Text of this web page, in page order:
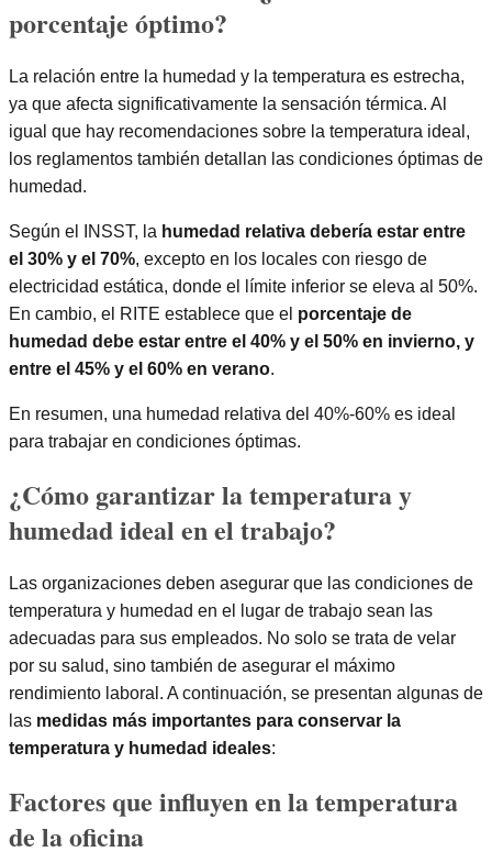
porcentaje óptimo?
La relación entre la humedad y la temperatura es estrecha,
ya que afecta significativamente la sensación térmica. Al
igual que hay recomendaciones sobre la temperatura ideal,
los reglamentos también detallan las condiciones óptimas de
humedad.
Según el INSST, la humedad relativa debería estar entre
el 30% y el 70%, excepto en los locales con riesgo de
electricidad estática, donde el límite inferior se eleva al 50%.
En cambio, el RITE establece que el porcentaje de
humedad debe estar entre el 40% y el 50% en invierno, y
entre el 45% y el 60% en verano.
En resumen, una humedad relativa del 40%-60% es ideal
para trabajar en condiciones óptimas.
¿Cómo garantizar la temperatura y
humedad ideal en el trabajo?
Las organizaciones deben asegurar que las condiciones de
temperatura y humedad en el lugar de trabajo sean las
adecuadas para sus empleados. No solo se trata de velar
por su salud, sino también de asegurar el máximo
rendimiento laboral. A continuación, se presentan algunas de
las medidas más importantes para conservar la
temperatura y humedad ideales:
Factores que influyen en la temperatura
de la oficina